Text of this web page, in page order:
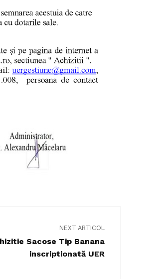
NEXT ARTICOL
Sacose Tip Banana
inscriptionată UER